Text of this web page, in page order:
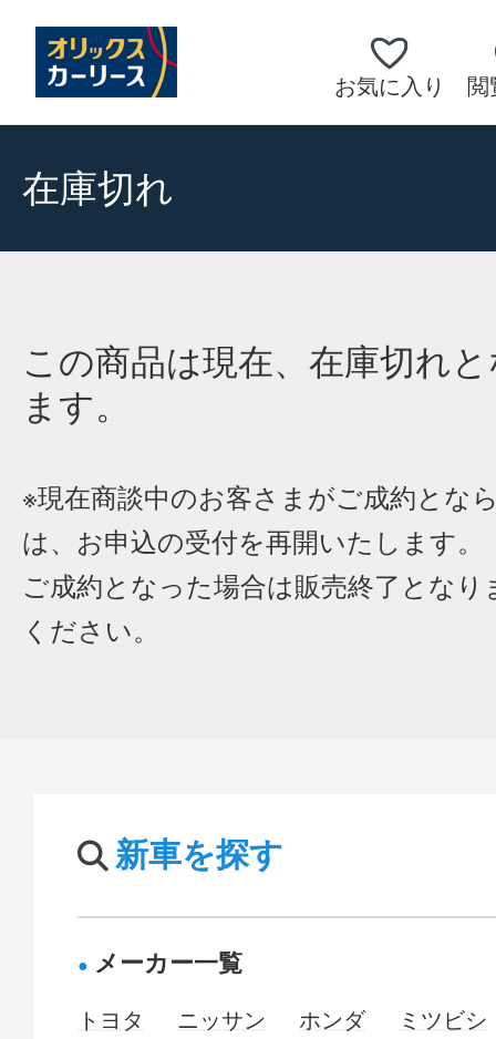
お気に入り 閲
在庫切れ
この商品は現在、在庫切れ
ます。
※現在商談中のお客さまがご成約とな
は、お申込の受付を再開いたします。
ご成約となった場合は販売終了となり
ください。
新車を探す
メーカー一覧
トヨタ ニッサン ホンダ
ミツビシ